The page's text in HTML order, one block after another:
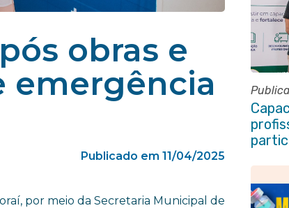
obras e
emergência
Publicado em 11/04/2025
por meio da Secretaria Municipal de